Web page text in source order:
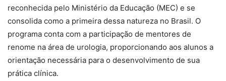
reconhecida pelo Ministério da Educação (MEC) e se
consolida como a primeira dessa natureza no Brasil. O
programa conta com a participação de mentores de
renome na área de urologia, proporcionando aos alunos a
orientação necessária para o desenvolvimento de sua
prática clínica.